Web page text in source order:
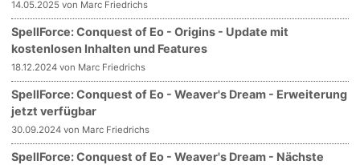
14.05.2025 von Marc Friedrichs
SpellForce: Conquest of Eo - Origins - Update mit
kostenlosen Inhalten und Features
18.12.2024 von Marc Friedrichs
SpellForce: Conquest of Eo - Weaver's Dream - Erweiterung
jetzt verfügbar
30.09.2024 von Marc Friedrichs
SpellForce: Conquest of Eo - Weaver's Dream - Nächste